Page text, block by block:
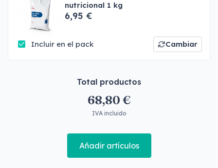
nutricional 1 kg
6,95 €
Incluir en el pack Cambiar
Total productos
68,80 €
IVA incluido
Añadir artículos